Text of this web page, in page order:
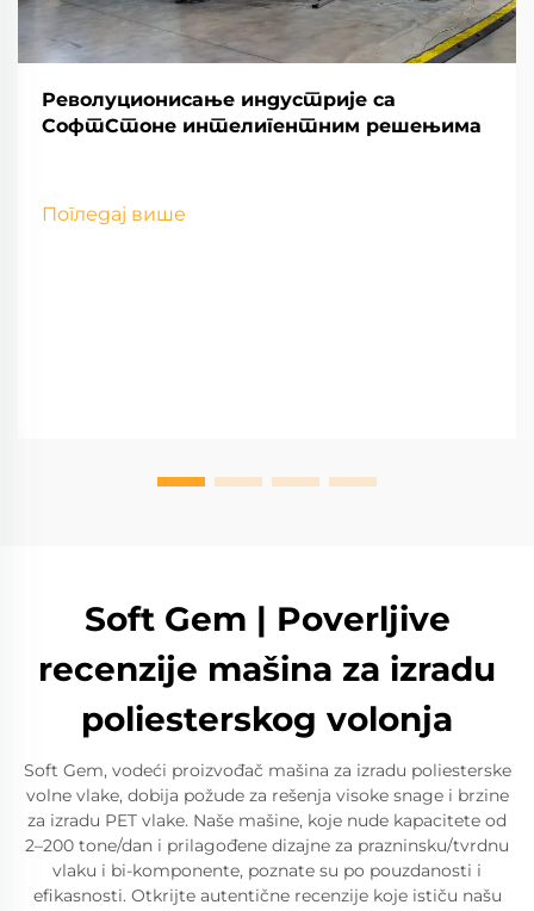
Револуционисање индустрије са
СофтСтоне интелигентним решењима
Погледај више
Soft Gem | Poverljive
recenzije mašina za izradu
poliesterskog volonja
Soft Gem, vodeći proizvođač mašina za izradu poliesterske
volne vlake, dobija požude za rešenja visoke snage i brzine
za izradu PET vlake. Naše mašine, koje nude kapacitete od
2–200 tone/dan i prilagođene dizajne za prazninsku/tvrdnu
vlaku i bi-komponente, poznate su po pouzdanosti i
efikasnosti. Otkrijte autentične recenzije koje ističu našu